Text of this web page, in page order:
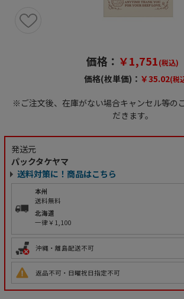
価格： ￥1,751(税込)
価格(枚単価)： ￥35.02(税
※ご注文後、在庫がない場合キャンセル等の
だきます。
発送元
パックタケヤマ
送料対策に！商品はこちら
本州
送料無料
北海道
一律￥1,100
沖縄・離島配送不可
返品不可・日曜祝日指定不可